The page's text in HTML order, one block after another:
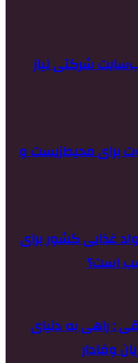
شرکتی نیاز
برای محیط‌زیست و
غذایی کشور برای
است؟
: راهی به دنیای
وفادار